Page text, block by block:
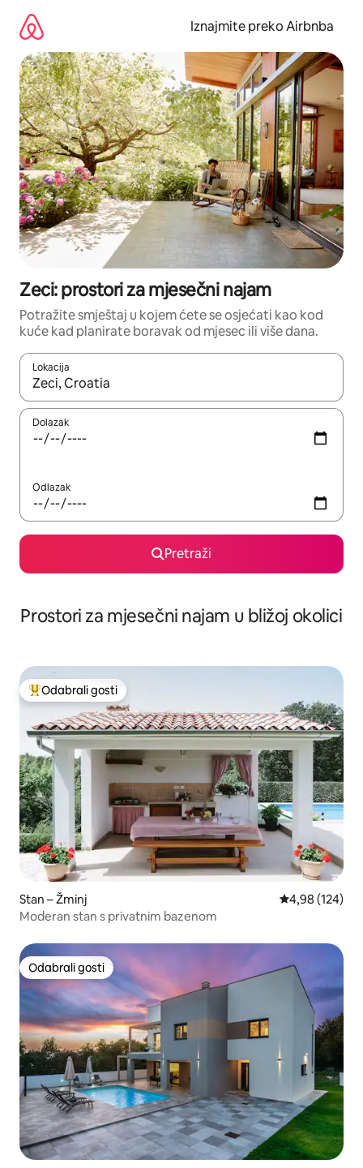
sadržaj
Iznajmite preko Airbnba
Zeci: prostori za mjesečni najam
Potražite smještaj u kojem ćete se osjećati kao kod
kuće kad planirate boravak od mjesec ili više dana.
Lokacija
Kada budu dostupni rezultati, moći ćete ih pregledati
Dolazak
Odlazak
Pretraži
Prostori za mjesečni najam u bližoj okolici
Među najviše rangiranima s oznakom „Odabrali gosti”
Odabrali gosti
Stan – Žminj Prosječna
4,98 (124)
Moderan stan s privatnim bazenom
Odabrali gosti
Odabrali gosti